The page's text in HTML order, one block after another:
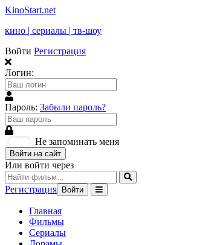
KinoStart.net
кино | сериалы | тв-шоу
Войти Регистрация
Логин:
Пароль: Забыли пароль?
Не запоминать меня
Войти на сайт
Или войти через
Регистрация Войти
Главная
Фильмы
Сериалы